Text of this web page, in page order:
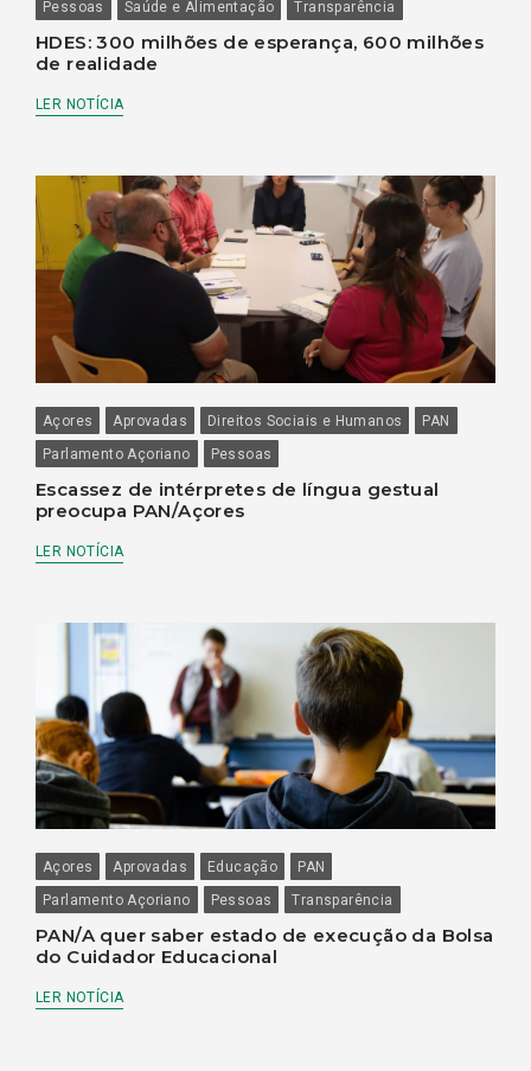
Pessoas Saúde e Alimentação Transparência
HDES: 300 milhões de esperança, 600 milhões
de realidade
LER NOTÍCIA
Açores Aprovadas Direitos Sociais e Humanos
PAN
Parlamento Açoriano
Pessoas
Escassez de intérpretes de língua gestual
preocupa PAN/Açores
LER NOTÍCIA
Açores Aprovadas Educação
PAN
Parlamento Açoriano
Pessoas Transparência
PAN/A quer saber estado de execução da Bolsa
do Cuidador Educacional
LER NOTÍCIA